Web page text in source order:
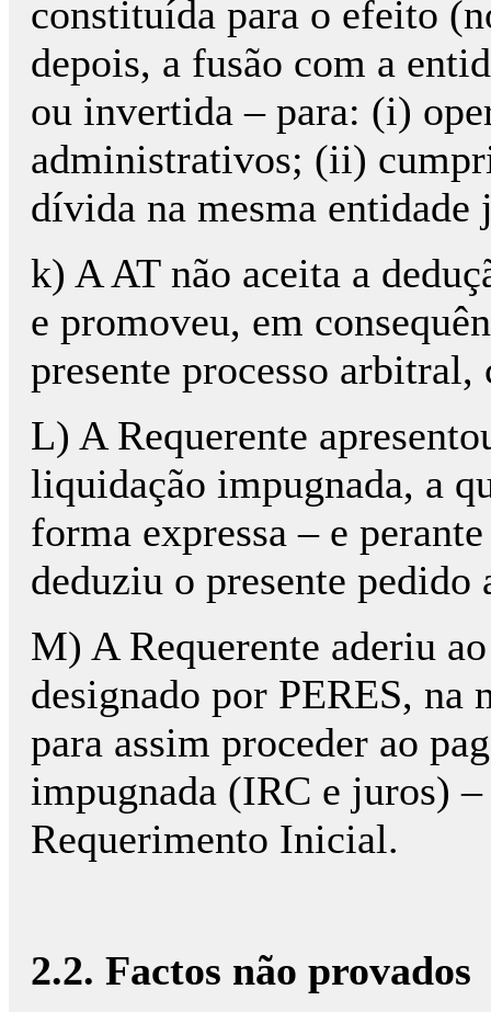
constituída para o efeito
depois, a fusão com a
ou invertida – para: (i)
administrativos; (ii)
dívida na mesma
k) A AT não aceita a
e promoveu, em
presente processo
L) A Requerente
liquidação impugnada, a
forma expressa – e
deduziu o presente pedido
M) A Requerente aderiu
designado por PERES, na
para assim proceder ao
impugnada (IRC e juros)
Requerimento Inicial.
2.2. Factos não provados